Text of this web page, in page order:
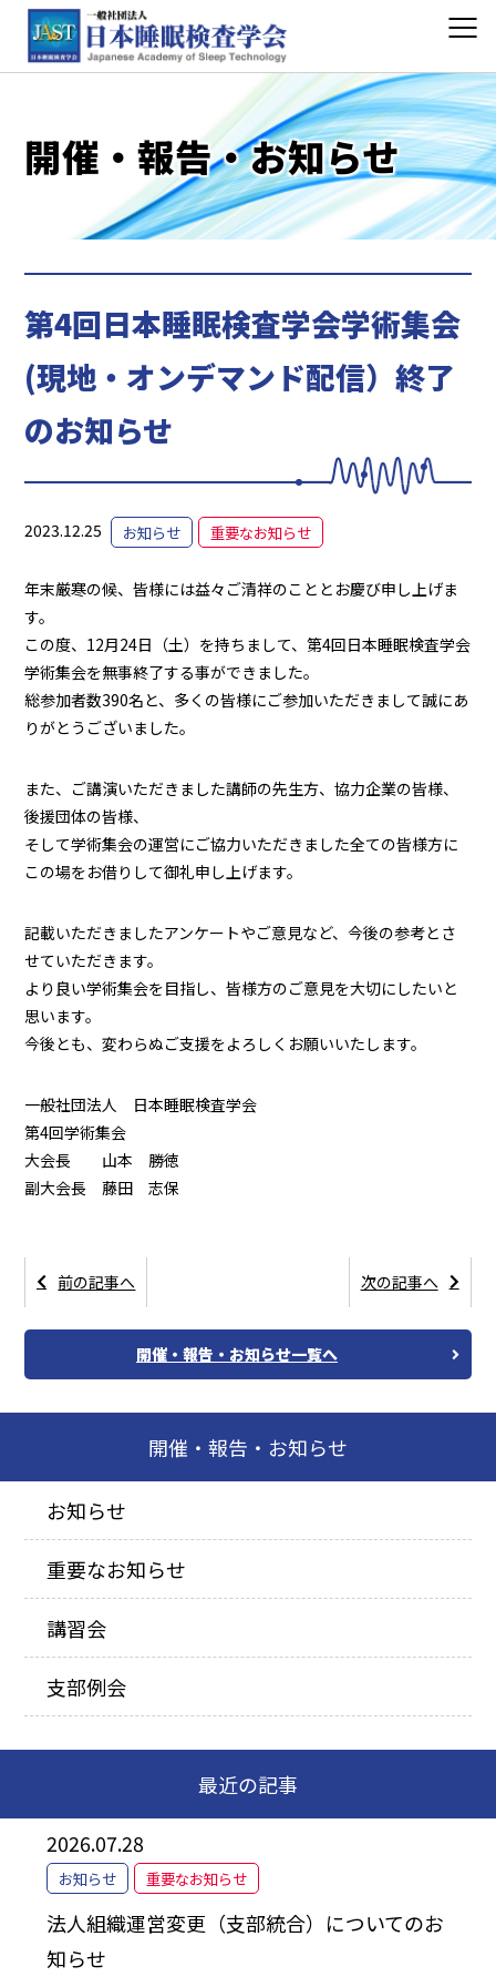
開催・報告・お知らせ
第4回日本睡眠検査学会学術集会
(現地・オンデマンド配信）終了
のお知らせ
2023.12.25 お知らせ 重要なお知らせ
年末厳寒の候、皆様には益々ご清祥のこととお慶び申し上げま
す。
この度、12月24日（土）を持ちまして、第4回日本睡眠検査学会
学術集会を無事終了する事ができました。
総参加者数390名と、多くの皆様にご参加いただきまして誠にあ
りがとうございました。
また、ご講演いただきました講師の先生方、協力企業の皆様、
後援団体の皆様、
そして学術集会の運営にご協力いただきました全ての皆様方に
この場をお借りして御礼申し上げます。
記載いただきましたアンケートやご意見など、今後の参考とさ
せていただきます。
より良い学術集会を目指し、皆様方のご意見を大切にしたいと
思います。
今後とも、変わらぬご支援をよろしくお願いいたします。
一般社団法人 日本睡眠検査学会
第4回学術集会
大会長 山本 勝徳
副大会長 藤田 志保
前の記事へ 次の記事へ
開催・報告・お知らせ一覧へ
開催・報告・お知らせ
お知らせ
重要なお知らせ
講習会
支部例会
最近の記事
2026.07.28
お知らせ 重要なお知らせ
法人組織運営変更（支部統合）についてのお
知らせ